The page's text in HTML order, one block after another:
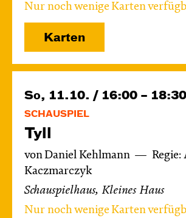
Nur noch wenige Karten
Karten
So, 11.10. / 16:00 – 18:30
SCHAUSPIEL
Tyll
von Daniel Kehlmann
Kaczmarczyk
Schauspielhaus, Kleines Haus
Nur noch wenige Karten